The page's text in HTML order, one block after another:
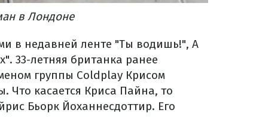
в Лондоне
в недавней ленте "Ты водишь!", А
33-летняя британка ранее
группы Coldplay Крисом
Что касается Криса Пайна, то
Бьорк Йоханнесдоттир. Его